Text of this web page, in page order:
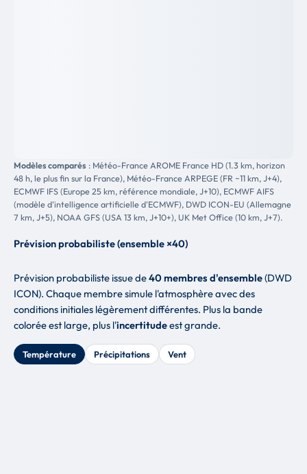
Modèles comparés : Météo-France AROME France HD (1.3 km, horizon
48 h, le plus fin sur la France), Météo-France ARPEGE (FR ~11 km, J+4),
ECMWF IFS (Europe 25 km, référence mondiale, J+10), ECMWF AIFS
(modèle d'intelligence artificielle d'ECMWF), DWD ICON-EU (Allemagne
7 km, J+5), NOAA GFS (USA 13 km, J+10+), UK Met Office (10 km, J+7).
Prévision probabiliste (ensemble ×40)
Prévision probabiliste issue de40 membres d'ensemble(DWD
ICON). Chaque membre simule l'atmosphère avec des
conditions initiales légèrement différentes. Plus la bande
colorée est large, plus l'incertitudeest grande.
Température Précipitations Vent